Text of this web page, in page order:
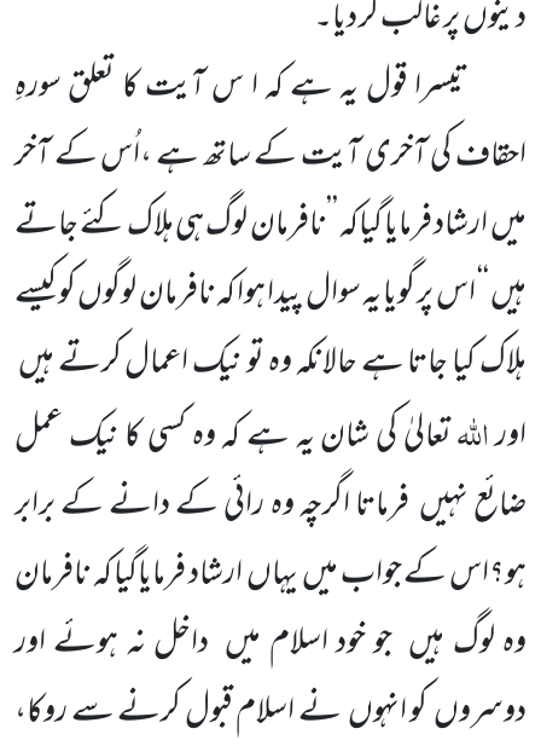
دینوں پر غالب کر دیا۔
تیسرا قول یہ ہے کہ ا س آیت کا تعلق سورہِ
احقاف کی آخری آیت کے ساتھ ہے ،اُس کے آخر
میں ارشاد فرمایا گیاکہ ’’نافرمان لوگ ہی ہلاک کئے جاتے
ہیں ‘‘ اس پر گویا یہ سوال پیدا ہوا کہ نافرمان لوگوں کو کیسے
ہلاک کیا جاتا ہے حالانکہ وہ تو نیک اعمال کرتے ہیں
اوراللہتعالیٰ کی شان یہ ہے کہ وہ کسی کا نیک عمل
ضائع نہیں فرماتا اگرچہ وہ رائی کے دانے کے برابر
ہو؟اس کے جواب میں یہاں ارشاد فرمایاگیا کہ نافرمان
وہ لوگ ہیں جو خود اسلام میں داخل نہ ہوئے اور
دوسروں کو انہوں نے اسلام قبول کرنے سے روکا،